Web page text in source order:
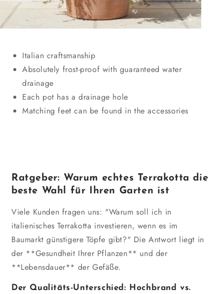
Italian craftsmanship
Absolutely frost-proof with guaranteed water
drainage
Each pot has a drainage hole
Matching feet can be found in the accessories
Ratgeber: Warum echtes Terrakotta die
beste Wahl für Ihren Garten ist
Viele Kunden fragen uns: "Warum soll ich in
italienisches Terrakotta investieren, wenn es im
Baumarkt günstigere Töpfe gibt?" Die Antwort liegt in
der **Gesundheit Ihrer Pflanzen** und der
**Lebensdauer** der Gefäße.
Der Qualitäts-Unterschied: Hochbrand vs.